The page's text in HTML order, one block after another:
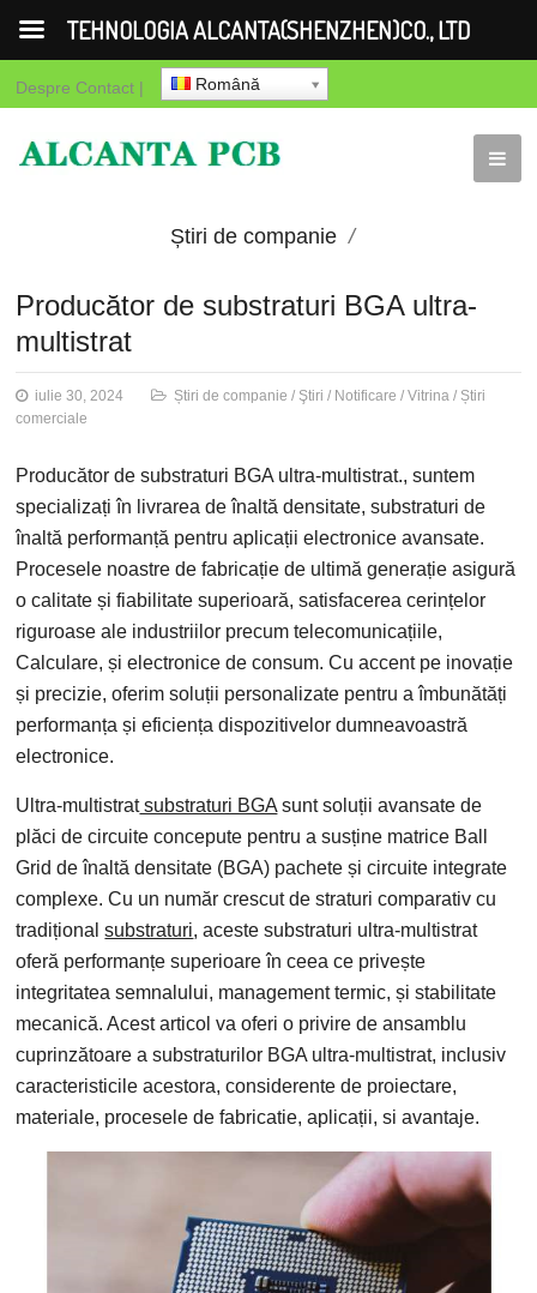
Despre Contact | Română
Știri de companie
Ştiri Notificare Vitrina
Producător de substraturi BGA ultra-
multistrat
iulie 30, 2024 Știri de companie / Ştiri / Notificare /Vitrina / Știri
comerciale
Producător de substraturi BGA ultra-multistrat., suntem
specializați în livrarea de înaltă densitate, substraturi de
înaltă performanță pentru aplicații electronice avansate.
Procesele noastre de fabricație de ultimă generație asigură
o calitate și fiabilitate superioară, satisfacerea cerințelor
riguroase ale industriilor precum telecomunicațiile,
Calculare, și electronice de consum. Cu accent pe inovație
și precizie, oferim soluții personalizate pentru a îmbunătăți
performanța și eficiența dispozitivelor dumneavoastră
electronice.
Ultra-multistratsubstraturi BGA sunt soluții avansate de
plăci de circuite concepute pentru a susține matrice Ball
Grid de înaltă densitate (BGA) pachete și circuite integrate
complexe. Cu un număr crescut de straturi comparativ cu
tradiționalsubstraturi, aceste substraturi ultra-multistrat
oferă performanțe superioare în ceea ce privește
integritatea semnalului, management termic, și stabilitate
mecanică. Acest articol va oferi o privire de ansamblu
cuprinzătoare a substraturilor BGA ultra-multistrat, inclusiv
caracteristicile acestora, considerente de proiectare,
materiale, procesele de fabricatie, aplicații, si avantaje.
TEHNOLOGIA ALCANTA(SHENZHEN)CO., LTD